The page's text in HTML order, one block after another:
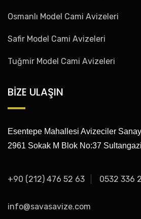
Osmanlı Model Cami Avizeleri
Safir Model Cami Avizeleri
Tuğmir Model Cami Avizeleri
BİZE ULAŞIN
Esentepe Mahallesi Avizeciler
2961 Sokak M Blok No:37
+90 (212) 476 52 63 0532 336
info@savasavize.com